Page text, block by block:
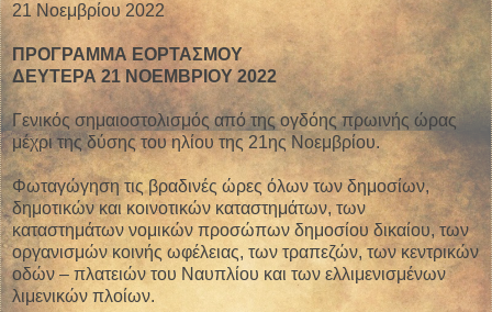
21 Νοεμβρίου 2022
ΠΡΟΓΡΑΜΜΑ ΕΟΡΤΑΣΜΟΥ
ΔΕΥΤΕΡΑ 21 ΝΟΕΜΒΡΙΟΥ 2022
Γενικός σημαιοστολισμός από της ογδόης πρωινής ώρας
μέχρι της δύσης του ηλίου της 21ης Νοεμβρίου.
Φωταγώγηση τις βραδινές ώρες όλων των δημοσίων,
δημοτικών και κοινοτικών καταστημάτων, των
καταστημάτων νομικών προσώπων δημοσίου δικαίου, των
οργανισμών κοινής ωφέλειας, των τραπεζών, των κεντρικών
οδών – πλατειών του Ναυπλίου και των ελλιμενισμένων
λιμενικών πλοίων.